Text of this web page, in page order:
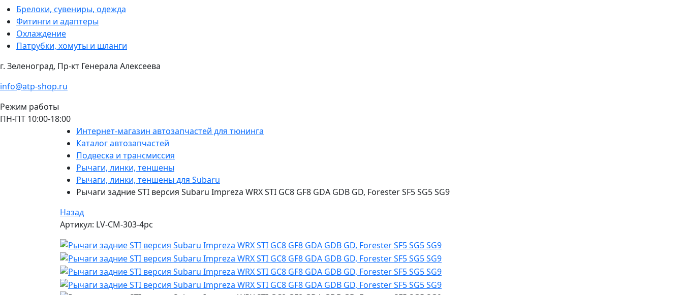
Брелоки, сувениры, одежда
Фитинги и адаптеры
Охлаждение
Патрубки, хомуты и шланги
г. Зеленоград, Пр-кт Генерала Алексеева
info@atp-shop.ru
Режим работы
ПН-ПТ 10:00-18:00
Интернет-магазин автозапчастей для тюнинга
Каталог автозапчастей
Подвеска и трансмиссия
Рычаги, линки, теншены
Рычаги, линки, теншены для Subaru
Рычаги задние STI версия Subaru Impreza WRX STI GC8 GF8 GDA GDB GD, Forester SF5 SG5 SG9
Назад
Артикул: LV-CM-303-4pc